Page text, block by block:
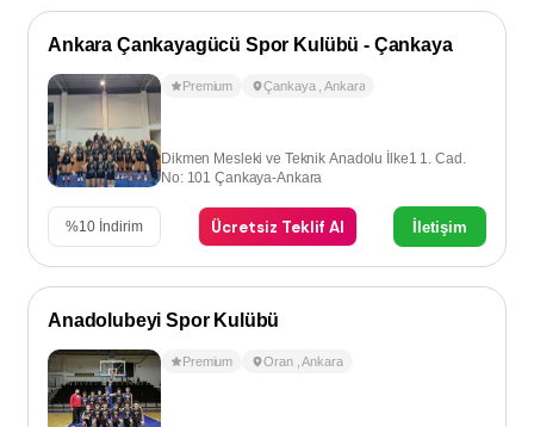
Ankara Çankayagücü Spor Kulübü - Çankaya
Premium Çankaya ,Ankara
Dikmen Mesleki ve Teknik Anadolu İlke1 1. Cad.
No: 101 Çankaya-Ankara
%10 İndirim Ücretsiz Teklif Al İletişim
Anadolubeyi Spor Kulübü
Premium Oran ,Ankara